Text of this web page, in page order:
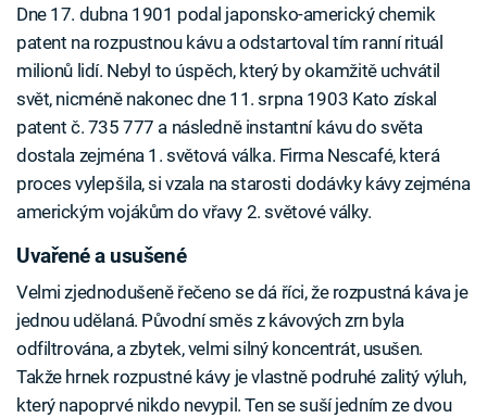
Dne 17. dubna 1901 podal japonsko-americký chemik
patent na rozpustnou kávu a odstartoval tím ranní rituál
milionů lidí. Nebyl to úspěch, který by okamžitě uchvátil
svět, nicméně nakonec dne 11. srpna 1903 Kato získal
patent č. 735 777 a následně instantní kávu do světa
dostala zejména 1. světová válka. Firma Nescafé, která
proces vylepšila, si vzala na starosti dodávky kávy zejména
americkým vojákům do vřavy 2. světové války.
Uvařené a usušené
Velmi zjednodušeně řečeno se dá říci, že rozpustná káva je
jednou udělaná. Původní směs z kávových zrn byla
odfiltrována, a zbytek, velmi silný koncentrát, usušen.
Takže hrnek rozpustné kávy je vlastně podruhé zalitý výluh,
který napoprvé nikdo nevypil. Ten se suší jedním ze dvou